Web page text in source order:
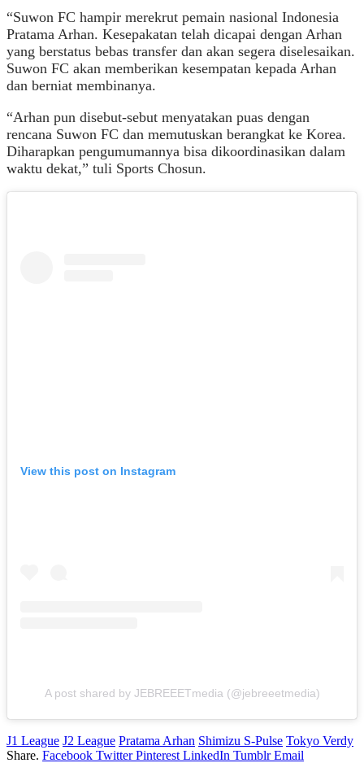
“Suwon FC hampir merekrut pemain nasional Indonesia
Pratama Arhan. Kesepakatan telah dicapai dengan Arhan
yang berstatus bebas transfer dan akan segera diselesaikan.
Suwon FC akan memberikan kesempatan kepada Arhan
dan berniat membinanya.
“Arhan pun disebut-sebut menyatakan puas dengan
rencana Suwon FC dan memutuskan berangkat ke Korea.
Diharapkan pengumumannya bisa dikoordinasikan dalam
waktu dekat,” tuli Sports Chosun.
View this post on Instagram
A post shared by JEBREEETmedia (@jebreeetmedia)
J1 League J2 League Pratama Arhan Shimizu S-Pulse Tokyo Verdy
Share. Facebook Twitter Pinterest LinkedIn Tumblr Email